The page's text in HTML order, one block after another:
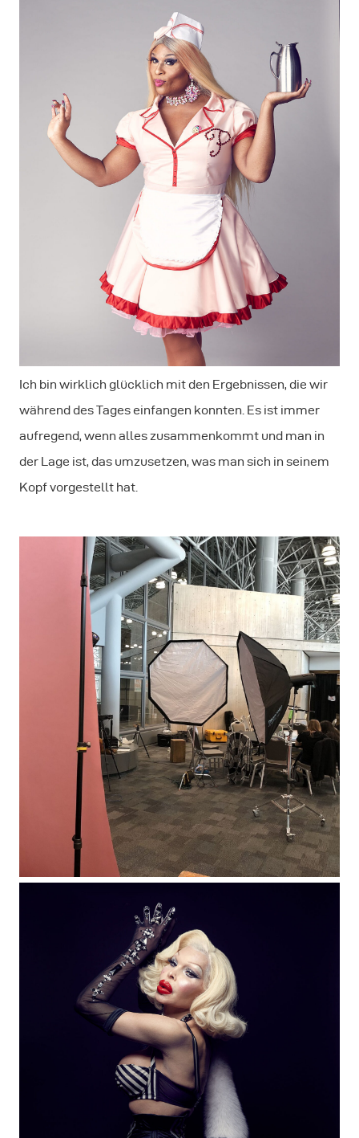
Ich bin wirklich glücklich mit den Ergebnissen, die wir
während des Tages einfangen konnten. Es ist immer
aufregend, wenn alles zusammenkommt und man in
der Lage ist, das umzusetzen, was man sich in seinem
Kopf vorgestellt hat.